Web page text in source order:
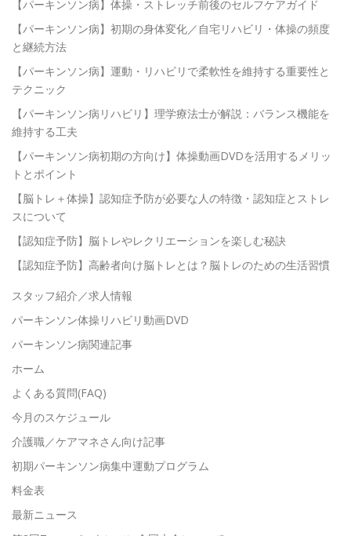
【パーキンソン病】体操・ストレッチ前後のセルフケアガイド
【パーキンソン病】初期の身体変化／自宅リハビリ・体操の頻度
と継続方法
【パーキンソン病】運動・リハビリで柔軟性を維持する重要性と
テクニック
【パーキンソン病リハビリ】理学療法士が解説：バランス機能を
維持する工夫
【パーキンソン病初期の方向け】体操動画DVDを活用するメリッ
トとポイント
【脳トレ＋体操】認知症予防が必要な人の特徴・認知症とストレ
スについて
【認知症予防】脳トレやレクリエーションを楽しむ秘訣
【認知症予防】高齢者向け脳トレとは？脳トレのための生活習慣
スタッフ紹介／求人情報
パーキンソン体操リハビリ動画DVD
パーキンソン病関連記事
ホーム
よくある質問(FAQ)
今月のスケジュール
介護職／ケアマネさん向け記事
初期パーキンソン病集中運動プログラム
料金表
最新ニュース